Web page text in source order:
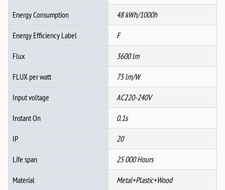
Energy Consumption 48 kWh/1000h
Energy Efficiency Label F
Flux 3600 lm
FLUX per watt 75 lm/W
Input voltage AC220-240V
Instant On 0.1s
IP 20
Life span 25 000 Hours
Material Metal+Plastic+Wood